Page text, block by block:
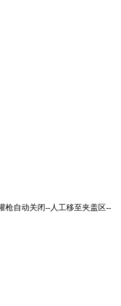
枪自动关闭--人工移至夹盖区--